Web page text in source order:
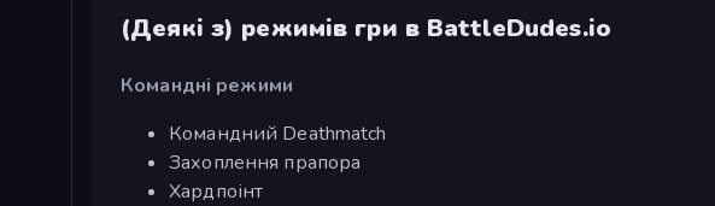
(Деякі з) режимів гри в BattleDudes.io
Командні режими
Командний Deathmatch
Захоплення прапора
Хардпоінт